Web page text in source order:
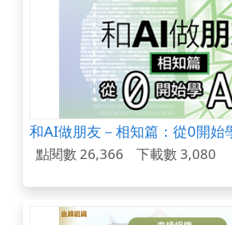
和AI做朋友－相知篇：從0開始
點閱數 26,366 下載數 3,080